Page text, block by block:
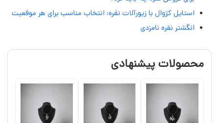
استایل کژوال با زیورآلات نقره: انتخاب مناسب برای هر موقعیت
انگشتر نقره نامزدی
محصولات پیشنهادی